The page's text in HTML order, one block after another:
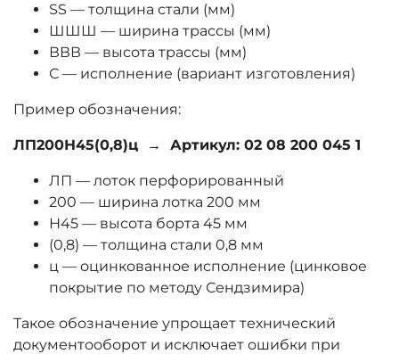
SS — толщина стали (мм)
ШШШ — ширина трассы (мм)
ВВВ — высота трассы (мм)
С — исполнение (вариант изготовления)
Пример обозначения:
ЛП200Н45(0,8)ц → Артикул: 02 08 200 045 1
ЛП — лоток перфорированный
200 — ширина лотка 200 мм
Н45 — высота борта 45 мм
(0,8) — толщина стали 0,8 мм
ц — оцинкованное исполнение (цинковое
покрытие по методу Сендзимира)
Такое обозначение упрощает технический
документооборот и исключает ошибки при